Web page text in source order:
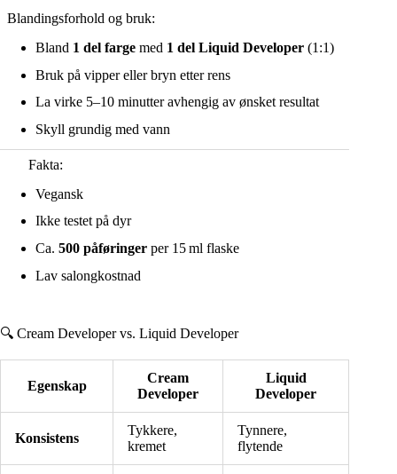
Blandingsforhold og bruk:
Bland 1 del farge med 1 del Liquid Developer (1:1)
Bruk på vipper eller bryn etter rens
La virke 5–10 minutter avhengig av ønsket resultat
Skyll grundig med vann
Fakta:
Vegansk
Ikke testet på dyr
Ca. 500 påføringer per 15 ml flaske
Lav salongkostnad
🔍 Cream Developer vs. Liquid Developer
Egenskap
Cream
Developer
Liquid
Developer
Konsistens
Tykkere,
kremet
Tynnere,
flytende